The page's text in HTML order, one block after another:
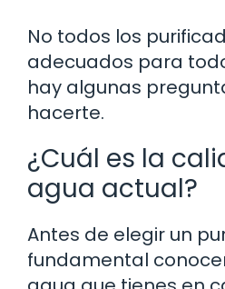
No todos los
adecuados para
hay algunas
hacerte.
¿Cuál es la
agua actual?
Antes de elegir un
fundamental